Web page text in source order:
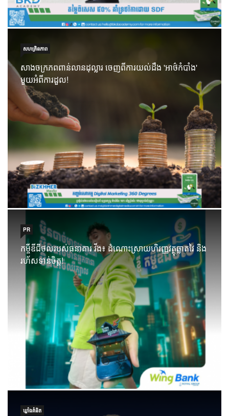
សហគ្រិនភាព
សាងចក្រភពពាន់លានដុល្លារ ចេញពីការយល់ដឹង 'អាថ៌កំបាំង'
មួយអំពីការដួល!
PR
កម្ចីឌីជីថលរបស់ធនាគារ វីង៖ ដំណោះស្រាយហិរញ្ញវត្ថុឆ្លាតវៃ និង
រហ័សទាន់ចិត្ត!
ឃ្លាំង​គំនិត